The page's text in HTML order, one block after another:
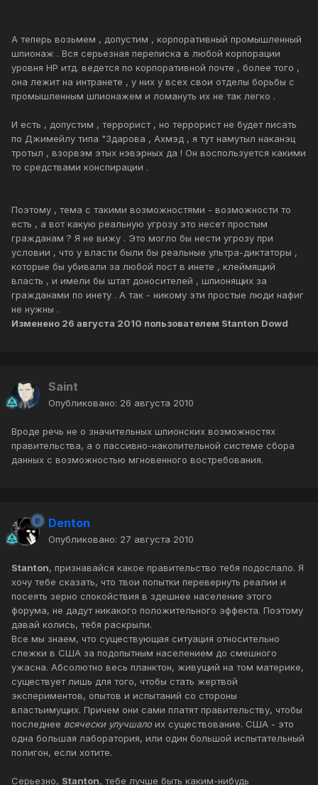
А теперь возьмем , допустим , корпоративный промышленный
шпионаж . Вся серьезная переписка в любой корпорации
уровня HP итд. ведется по корпоративной почте , более того ,
она лежит на интранете , у них у всех свои отделы борьбы с
промышленным шпионажем и ломануть их не так легко .
И есть , допустим , террорист , но террорист не будет писать
по Джимейлу типа "Здарова , Ахмэд , я тут намутыл наканэц
тротыл , взорвэм этых нэвэрных да ! Он воспользуется какими
то средствами конспирации .
Поэтому , тема с такими возможностями - возможности то
есть , а вот какую реальную угрозу это несет простым
гражданам ? Я не вижу . Это могло бы нести угрозу при
условии , что у власти были бы реальные ультра-диктаторы ,
которые бы убивали за любой пост в инете , клеймящий
власть , и имели бы штат доносителей , шпионящих за
гражданами по инету . А так - никому эти простые люди нафиг
не нужны .
Изменено 26 августа 2010 пользователем Stanton Dowd
Saint
Опубликовано: 26 августа 2010
Вроде речь не о значительных шпионских возможностях
правительства, а о пассивно-накопительной системе сбора
данных с возможностью мгновенного востребования.
Denton
Опубликовано: 27 августа 2010
Stanton, признавайся какое правительство тебя подослало. Я
хочу тебе сказать, что твои попытки перевернуть реалии и
посеять зерно спокойствия в здешнее население этого
форума, не дадут никакого положительного эффекта. Поэтому
давай колись, тебя раскрыли.
Все мы знаем, что существующая ситуация относительно
слежки в США за подопытным населением до смешного
ужасна. Абсолютно весь планктон, живущий на том материке,
существует лишь для того, чтобы стать жертвой
экспериментов, опытов и испытаний со стороны
властьимущих. Причем они сами платят правительству, чтобы
последнее всячески улучшало их существование. США - это
одна большая лаборатория, или один большой испытательный
полигон, если хотите.
Серьезно, Stanton, тебе лучше быть каким-нибудь